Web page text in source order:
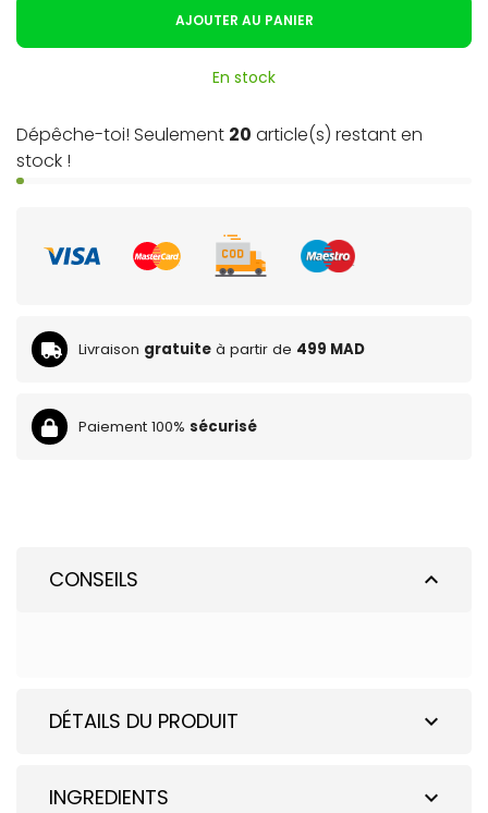
AJOUTER AU PANIER
En stock
Dépêche-toi! Seulement 20 article(s) restant en
stock !
Livraison gratuite à partir de 499 MAD
Paiement 100% sécurisé
expand_less
CONSEILS
expand_more
DÉTAILS DU PRODUIT
expand_more
INGREDIENTS